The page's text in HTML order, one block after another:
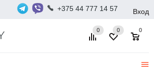
+375 44 777 14 57 Вход
0 0
0